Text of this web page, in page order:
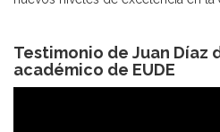
Testimonio de Juan Díaz
académico de EUDE